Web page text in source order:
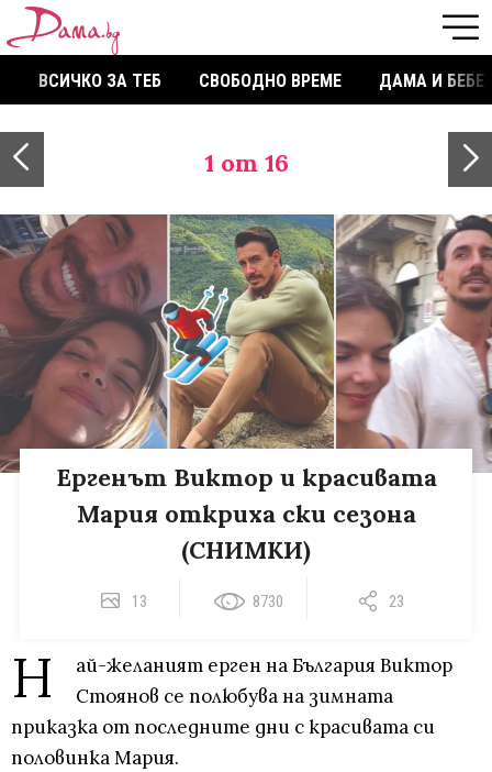
ВСИЧКО ЗА ТЕБ СВОБОДНО ВРЕМЕ ДАМА И БЕБЕ
1 от 16
Ергенът Виктор и красивата
Мария откриха ски сезона
(СНИМКИ)
13 8730 23
Н
ай-желаният ерген на България Виктор
Стоянов се полюбува на зимната
приказка от последните дни с красивата си
половинка Мария.